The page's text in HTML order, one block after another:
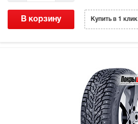
В корзину Купить в 1 клик